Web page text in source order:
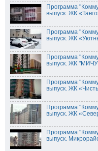
Программа
выпуск. ЖК
Программа
выпуск. ЖК
Программа
выпуск. ЖК
Программа
выпуск. ЖК
Программа
выпуск. ЖК
Программа
выпуск.